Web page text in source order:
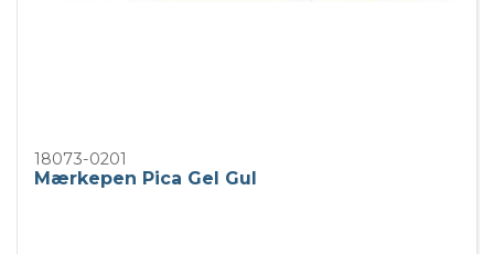
18073-0201
Mærkepen Pica Gel Gul